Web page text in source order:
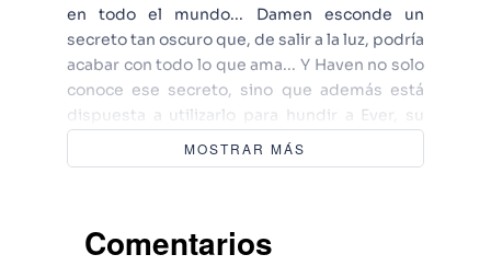
en todo el mundo... Damen esconde un
secreto tan oscuro que, de salir a la luz, podría
acabar con todo lo que ama... Y Haven no solo
conoce ese secreto, sino que además está
dispuesta a utilizarlo para hundir a Ever, su
antigua mejor amiga. La muerte de Roman ha
despertado en ella tal sed de venganza que ni
también tiene un cometido: liberar a Damen
MOSTRAR MÁS
Comentarios